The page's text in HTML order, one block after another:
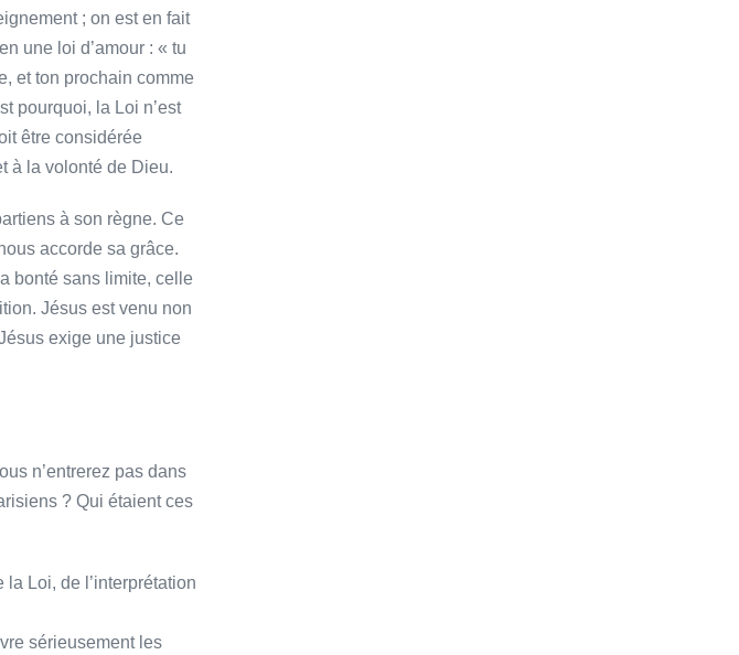
; on est en fait
une loi d’amour : « tu
et ton prochain comme
pourquoi, la Loi n’est
être considérée
à la volonté de Dieu.
à son règne. Ce
accorde sa grâce.
bonté sans limite, celle
Jésus est venu non
exige une justice
n’entrerez pas dans
? Qui étaient ces
Loi, de l’interprétation
sérieusement les